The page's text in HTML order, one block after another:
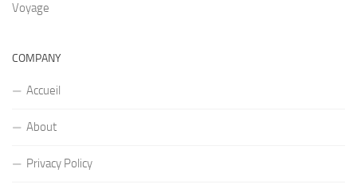
Voyage
COMPANY
Accueil
About
Privacy Policy